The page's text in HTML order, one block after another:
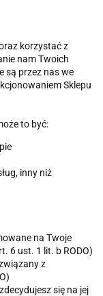
korzystać z
nam Twoich
są przez nas we
Sklepu
to być:
inny niż
na Twoje
6 ust. 1 lit. b RODO)
z
się na jej